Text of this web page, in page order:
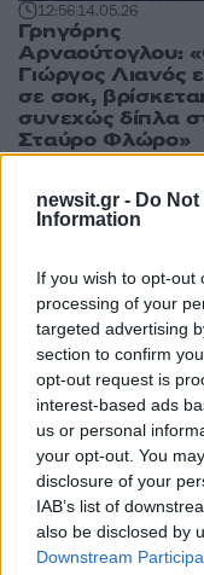
newsit.gr - Do
Information
If you wish to opt-out
processing of your
targeted advertising
section to confirm
opt-out request is
interest-based ads
us or personal
your opt-out. You
disclosure of your
IAB’s list of
also be disclosed by
Downstream
12:5614.05.26
Γρηγόρης
Αρναούτογλου:
Γιώργος Λιανός
σε σοκ, βρίσκεται
συνεχώς δίπλα
Σταύρο Φλώρο»